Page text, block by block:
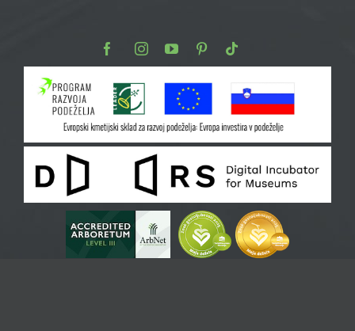
FacebookInstagram
YoutubePinterest